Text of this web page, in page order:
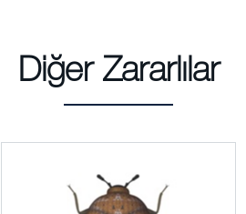
Diğer Zararlılar